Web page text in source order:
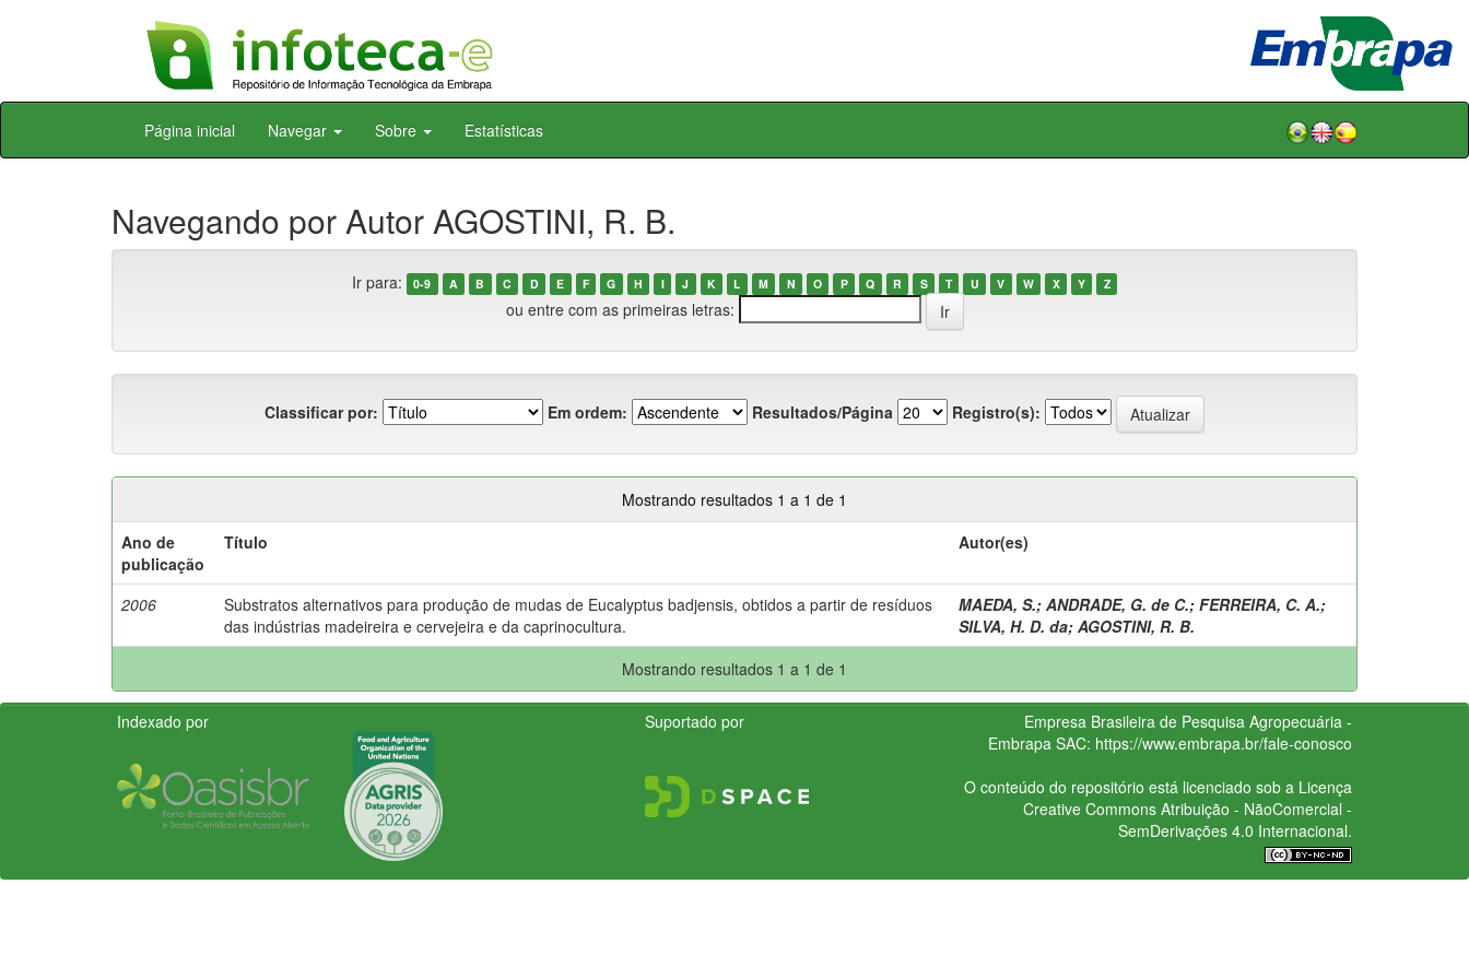
Skip
Página inicial Navegar Sobre Estatísticas
Navegando por Autor AGOSTINI, R. B.
Ir para: 0-9 A B C D E F G H I J K L M N O P Q R S T U V W X Y Z
ou entre com as primeiras letras:
Classificar por: Em ordem: Resultados/Página Registro(s):
Mostrando resultados 1 a 1 de 1
Ano de
publicação
Título Autor(es)
2006
Substratos alternativos para produção de mudas de Eucalyptus badjensis, obtidos a partir de resíduos
das indústrias madeireira e cervejeira e da caprinocultura.
MAEDA, S.; ANDRADE, G. de C.; FERREIRA, C. A.;
SILVA, H. D. da; AGOSTINI, R. B.
Mostrando resultados 1 a 1 de 1
Indexado por Suportado por
Empresa Brasileira de Pesquisa Agropecuária -
Embrapa SAC: https://www.embrapa.br/fale-conosco
O conteúdo do repositório está licenciado sob a Licença
Creative CommonsAtribuição - NãoComercial -
SemDerivações 4.0 Internacional.